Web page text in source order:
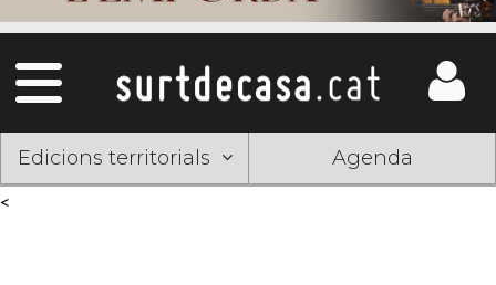
Edicions territorials
Agenda
<